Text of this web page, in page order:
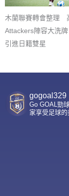
木蘭聯賽轉會整理
Attackers陣容大洗
引進日籍雙星
gogoal329
Go GOAL勁
家享受足球